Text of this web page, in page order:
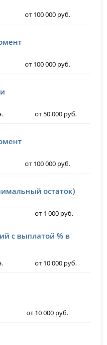
от 100 000 руб.
от 100 000 руб.
от 50 000 руб.
от 100 000 руб.
остаток)
от 1 000 руб.
с выплатой % в
от 10 000 руб.
от 10 000 руб.